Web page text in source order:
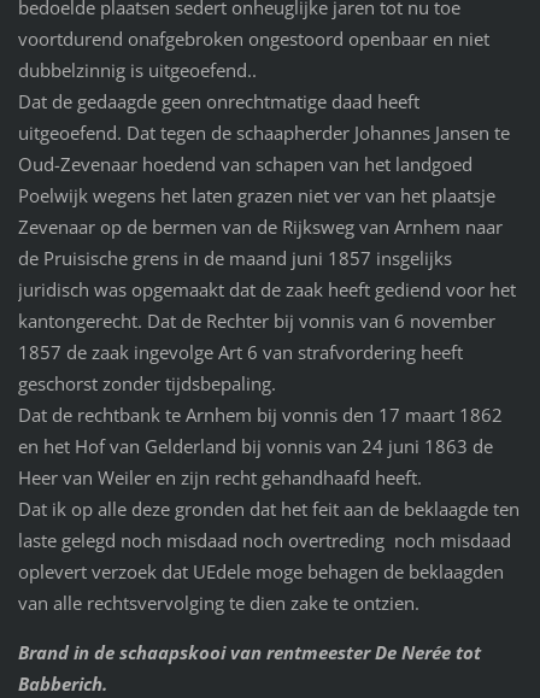
bedoelde plaatsen sedert onheuglijke jaren tot nu toe
voortdurend onafgebroken ongestoord openbaar en niet
dubbelzinnig is uitgeoefend..
Dat de gedaagde geen onrechtmatige daad heeft
uitgeoefend. Dat tegen de schaapherder Johannes Jansen te
Oud-Zevenaar hoedend van schapen van het landgoed
Poelwijk wegens het laten grazen niet ver van het plaatsje
Zevenaar op de bermen van de Rijksweg van Arnhem naar
de Pruisische grens in de maand juni 1857 insgelijks
juridisch was opgemaakt dat de zaak heeft gediend voor het
kantongerecht. Dat de Rechter bij vonnis van 6 november
1857 de zaak ingevolge Art 6 van strafvordering heeft
geschorst zonder tijdsbepaling.
Dat de rechtbank te Arnhem bij vonnis den 17 maart 1862
en het Hof van Gelderland bij vonnis van 24 juni 1863 de
Heer van Weiler en zijn recht gehandhaafd heeft.
Dat ik op alle deze gronden dat het feit aan de beklaagde ten
laste gelegd noch misdaad noch overtreding noch misdaad
oplevert verzoek dat UEdele moge behagen de beklaagden
van alle rechtsvervolging te dien zake te ontzien.
Brand in de schaapskooi van rentmeester De Nerée tot
Babberich.